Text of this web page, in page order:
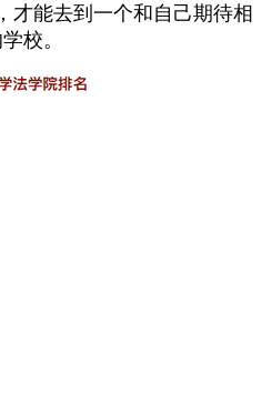
才能去到一个和自己期待相
校。